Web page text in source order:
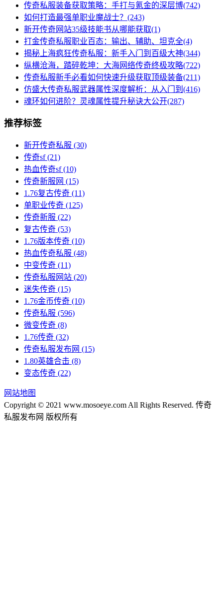
传奇私服装备获取策略：手打与氪金的深层博(742)
如何打造最强单职业魔战士？(243)
新开传奇网站35级技能书从哪能获取(1)
打金传奇私服职业百态：输出、辅助、坦克全(4)
揭秘上海疯狂传奇私服：新手入门到百级大神(344)
纵横沧海，踏碎乾坤：大海网络传奇终极攻略(722)
传奇私服新手必看如何快速升级获取顶级装备(211)
仿盛大传奇私服武器属性深度解析：从入门到(416)
魂环如何进阶？灵魂属性提升秘诀大公开(287)
推荐标签
新开传奇私服 (30)
传奇sf(21)
热血传奇sf(10)
传奇新服网 (15)
1.76复古传奇 (11)
单职业传奇 (125)
传奇新服 (22)
复古传奇 (53)
1.76版本传奇 (10)
热血传奇私服 (48)
中变传奇 (11)
传奇私服网站 (20)
迷失传奇 (15)
1.76金币传奇 (10)
传奇私服 (596)
微变传奇 (8)
1.76传奇 (32)
传奇私服发布网 (15)
1.80英雄合击 (8)
变态传奇 (22)
网站地图
Copyright © 2021 www.mosoeye.com All Rights Reserved. 传奇
私服发布网 版权所有